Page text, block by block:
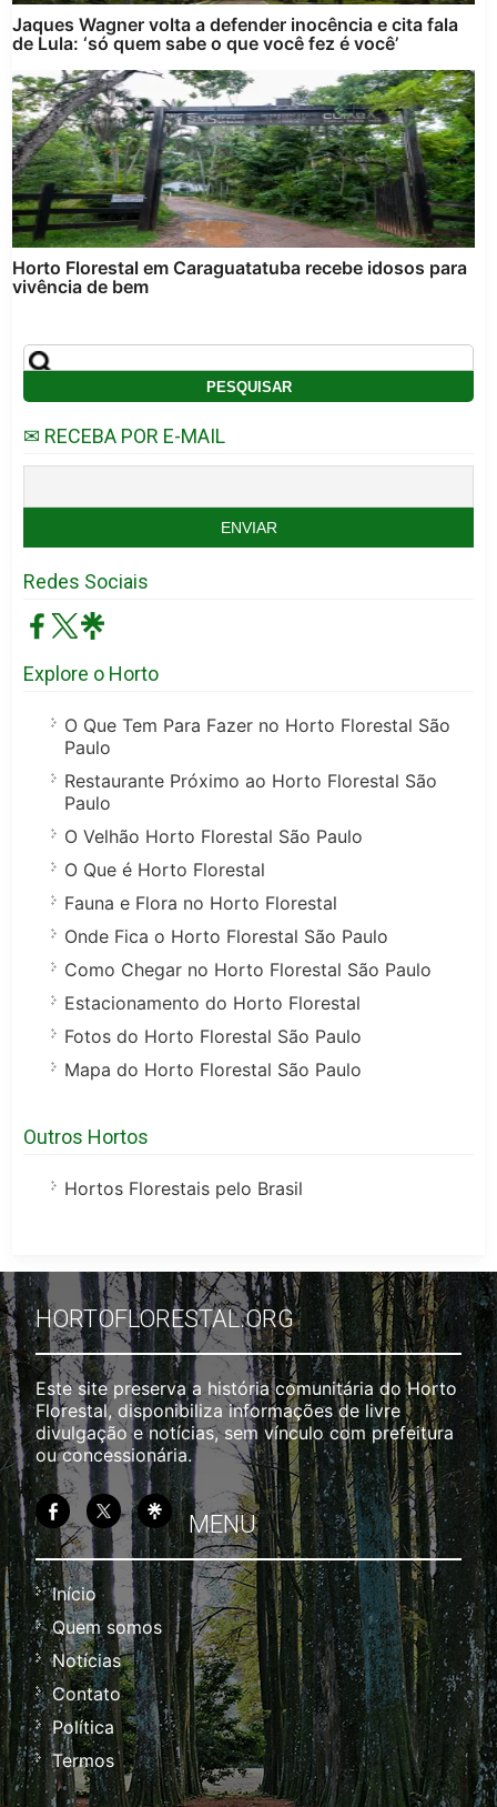
Jaques Wagner volta a defender inocência e cita fala
de Lula: ‘só quem sabe o que você fez é você’
Horto Florestal em Caraguatatuba recebe idosos para
vivência de bem
✉ RECEBA POR E-MAIL
Redes Sociais
Explore o Horto
O Que Tem Para Fazer no Horto Florestal São
Paulo
Restaurante Próximo ao Horto Florestal São
Paulo
O Velhão Horto Florestal São Paulo
O Que é Horto Florestal
Fauna e Flora no Horto Florestal
Onde Fica o Horto Florestal São Paulo
Como Chegar no Horto Florestal São Paulo
Estacionamento do Horto Florestal
Fotos do Horto Florestal São Paulo
Mapa do Horto Florestal São Paulo
Outros Hortos
Hortos Florestais pelo Brasil
HORTOFLORESTAL.ORG
Este site preserva a história comunitária do Horto
Florestal, disponibiliza informações de livre
divulgação e notícias, sem vínculo com prefeitura
ou concessionária.
MENU
Início
Quem somos
Notícias
Contato
Política
Termos